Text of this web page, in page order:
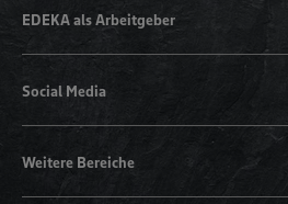
EDEKA als Arbeitgeber
Social Media
Weitere Bereiche